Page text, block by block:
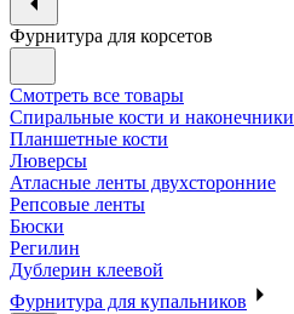
Фурнитура для корсетов
Смотреть все товары
Спиральные кости и наконечники
Планшетные кости
Люверсы
Атласные ленты двухсторонние
Репсовые ленты
Бюски
Регилин
Дублерин клеевой
Фурнитура для купальников